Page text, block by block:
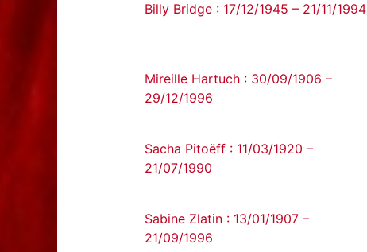
Billy Bridge : 17/12/1945 – 21/11/1994
Mireille Hartuch : 30/09/1906 –
29/12/1996
Sacha Pitoëff : 11/03/1920 –
21/07/1990
Sabine Zlatin : 13/01/1907 –
21/09/1996